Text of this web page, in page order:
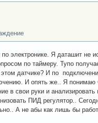
электронике. Я даташит не
по таймеру. Тупо
этом датчике? И по
И опять же.. Я понимаю
в свои руки и анализировать
ПИД регулятор..
А не абы как лишь бы